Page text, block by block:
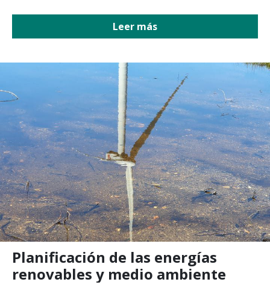
Leer más
Planificación de las energías
renovables y medio ambiente